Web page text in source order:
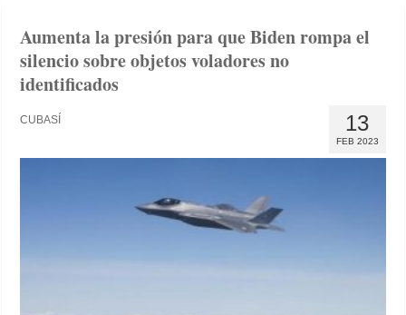
Aumenta la presión para que Biden rompa el
silencio sobre objetos voladores no
identificados
13
FEB 2023
CUBASÍ